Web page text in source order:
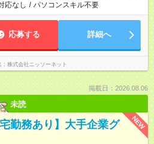
応なし / パソコンスキル不要
応募する 詳細へ
株式会社ニッソーネット
掲載日：2026.08.06
未読
NEW
勤務あり】大手企業グ